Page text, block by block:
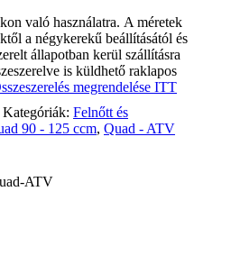
való használatra. A méretek
a négykerekű beállításától és
állapotban kerül szállításra
is küldhető raklapos
megrendelése ITT
Kategóriák: Felnőtt és
90 - 125 ccm, Quad - ATV
ATV